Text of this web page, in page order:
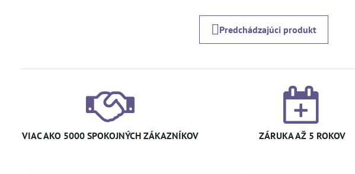
Predchádzajúci produkt
VIAC AKO 5000 SPOKOJNÝCH ZÁKAZNÍKOV ZÁRUKA AŽ 5 ROKOV